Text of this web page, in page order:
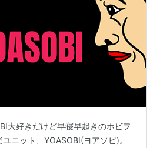
大好きだけど早寝早起きのホビヲ
ニット、YOASOBI(ヨアソビ)。